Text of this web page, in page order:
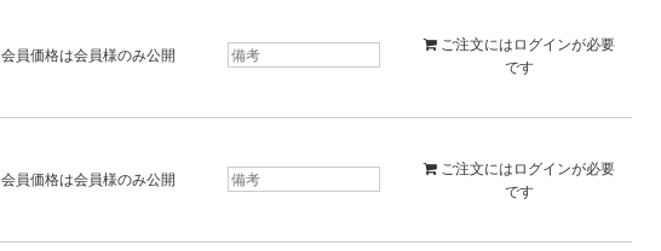
会員価格は会員様のみ公開
ご注文には ログインが必要
です
会員価格は会員様のみ公開
ご注文には ログインが必要
です